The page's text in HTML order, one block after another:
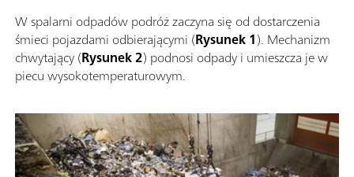
W spalarni odpadów podróż zaczyna się od dostarczenia
śmieci pojazdami odbierającymi (Rysunek 1). Mechanizm
chwytający (Rysunek 2) podnosi odpady i umieszcza je w
piecu wysokotemperaturowym.